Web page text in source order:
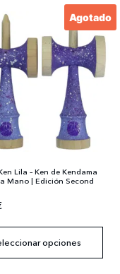
Agotado
Lila – Ken de Kendama
Mano | Edición Second
opciones